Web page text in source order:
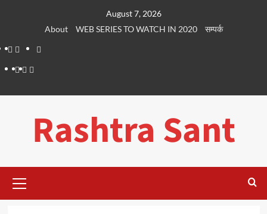
August 7, 2026
About
WEB SERIES TO WATCH IN 2020
सम्पर्क
About
WEB
SERIES
Dehradun
LifePlaces
सम्पर्क
Rashtra Sant
Menu